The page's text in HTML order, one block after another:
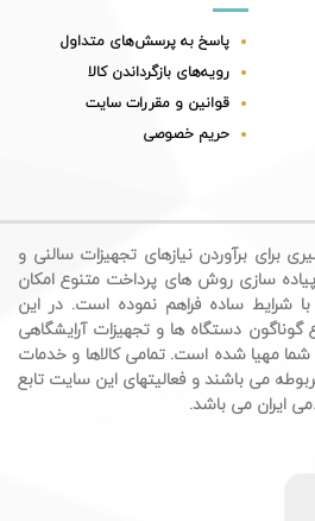
پاسخ به پرسش‌های متداول
رویه‌های بازگرداندن کالا
قوانین و مقررات سایت
حریم خصوصی
برای برآوردن نیازهای تجهیزات سالنی و
سازی روش های پرداخت متنوع امکان
شرایط ساده فراهم نموده است. در این
گوناگون دستگاه ها و تجهیزات آرایشگاهی
شما مهیا شده است. تمامی کالاها و خدمات
می باشند و فعالیتهای این سایت تابع
ایران می باشد.